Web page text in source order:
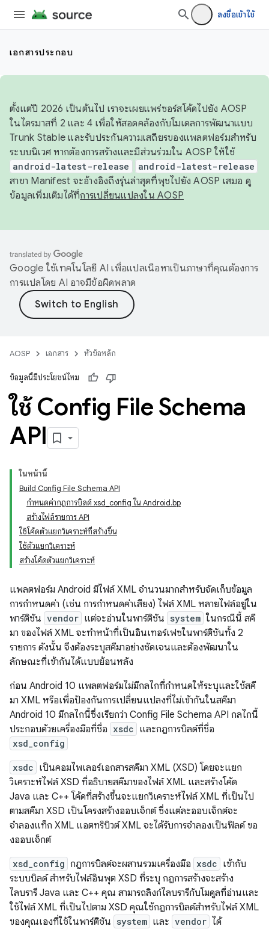
ลงชื่อเข้าใช้
เอกสารประกอบ
ตั้งแต่ปี 2026 เป็นต้นไป เราจะเผยแพร่ซอร์สโค้ดไปยัง AOSP
ในไตรมาสที่ 2 และ 4 เพื่อให้สอดคล้องกับโมเดลการพัฒนาแบบ
Trunk Stable และรับประกันความเสถียรของแพลตฟอร์มสำหรับ
ระบบนิเวศ หากต้องการสร้างและมีส่วนร่วมใน AOSP ให้ใช้
android-latest-release android-latest-release
สาขา Manifest จะอ้างอิงถึงรุ่นล่าสุดที่พุชไปยัง AOSP เสมอ ดู
ข้อมูลเพิ่มเติมได้ที่การเปลี่ยนแปลงใน AOSP
Google ใช้เทคโนโลยี AI เพื่อแปลเนื้อหาเป็นภาษาที่คุณต้องการ
การแปลโดย AI อาจมีข้อผิดพลาด
AOSP เอกสาร หัวข้อหลัก
ข้อมูลนี้มีประโยชน์ไหม
ใช้ Config File Schema
API
ในหน้านี้
Build Config File Schema API
กำหนดค่ากฎการบิลด์ xsd_config ใน Android.bp
สร้างไฟล์รายการ API
ใช้โค้ดตัวแยกวิเคราะห์ที่สร้างขึ้น
ใช้ตัวแยกวิเคราะห์
สร้างโค้ดตัวแยกวิเคราะห์
แพลตฟอร์ม Android มีไฟล์ XML จำนวนมากสำหรับจัดเก็บข้อมูล
การกำหนดค่า (เช่น การกำหนดค่าเสียง) ไฟล์ XML หลายไฟล์อยู่ใน
พาร์ติชัน vendor แต่จะอ่านในพาร์ติชัน system ในกรณีนี้ สคี
มา ของไฟล์ XML จะทำหน้าที่เป็นอินเทอร์เฟซในพาร์ติชันทั้ง 2
รายการ ดังนั้น จึงต้องระบุสคีมาอย่างชัดเจนและต้องพัฒนาใน
ลักษณะที่เข้ากันได้แบบย้อนหลัง
ก่อน Android 10 แพลตฟอร์มไม่มีกลไกที่กำหนดให้ระบุและใช้สคี
มา XML หรือเพื่อป้องกันการเปลี่ยนแปลงที่ไม่เข้ากันในสคีมา
Android 10 มีกลไกนี้ซึ่งเรียกว่า Config File Schema API กลไกนี้
ประกอบด้วยเครื่องมือที่ชื่อ xsdc และกฎการบิลด์ที่ชื่อ
xsd_config
xsdc เป็นคอมไพเลอร์เอกสารสคีมา XML (XSD) โดยจะแยก
วิเคราะห์ไฟล์ XSD ที่อธิบายสคีมาของไฟล์ XML และสร้างโค้ด
Java และ C++ โค้ดที่สร้างขึ้นจะแยกวิเคราะห์ไฟล์ XML ที่เป็นไป
ตามสคีมา XSD เป็นโครงสร้างออบเจ็กต์ ซึ่งแต่ละออบเจ็กต์จะ
จำลองแท็ก XML แอตทริบิวต์ XML จะได้รับการจำลองเป็นฟิลด์ ขอ
งออบเจ็กต์
xsd_config กฎการบิลด์จะผสานรวมเครื่องมือ xsdc เข้ากับ
ระบบบิลด์ สำหรับไฟล์อินพุต XSD ที่ระบุ กฎการสร้างจะสร้าง
ไลบรารี Java และ C++ คุณ สามารถลิงก์ไลบรารีกับโมดูลที่อ่านและ
ใช้ไฟล์ XML ที่เป็นไปตาม XSD คุณใช้กฎการบิลด์สำหรับไฟล์ XML
ของคุณเองที่ใช้ในพาร์ติชัน system และ vendor ได้